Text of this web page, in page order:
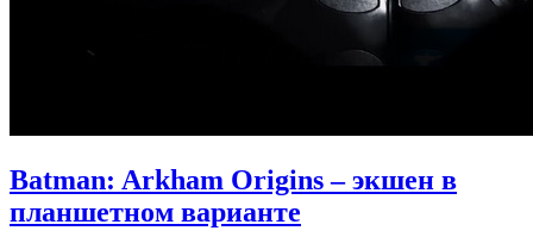
Batman: Arkham Origins – экшен в
планшетном варианте